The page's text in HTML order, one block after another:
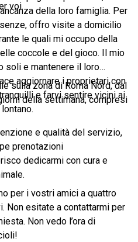
voi.
della loro famiglia. Per
offro visite a domicilio
le quali mi occupo della
coccole e del gioco. Il mio
soli e mantenere il loro
aggiornare i proprietari con
e farvi sentire vicini ai
sulla zona di Roma Nord, dal
della settimana, compresi
e qualità del servizio,
prenotazioni
dedicarmi con cura e
per i vostri amici a quattro
Non esitate a contattarmi per
Non vedo l’ora di